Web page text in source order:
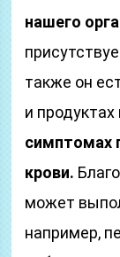
нашего
также он
и продуктах
симптомах
крови.
может
например,